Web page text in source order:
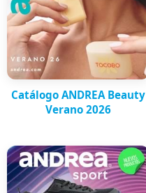
Catálogo ANDREA Beauty
Verano 2026